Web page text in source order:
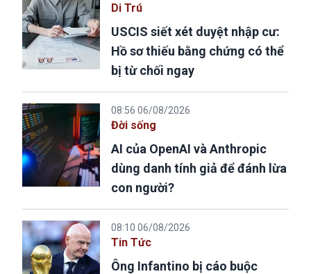
Di Trú
USCIS siết xét duyệt nhập cư:
Hồ sơ thiếu bằng chứng có thể
bị từ chối ngay
08:56 06/08/2026
Đời sống
AI của OpenAI và Anthropic
dùng danh tính giả để đánh lừa
con người?
08:10 06/08/2026
Tin Tức
Ông Infantino bị cáo buộc